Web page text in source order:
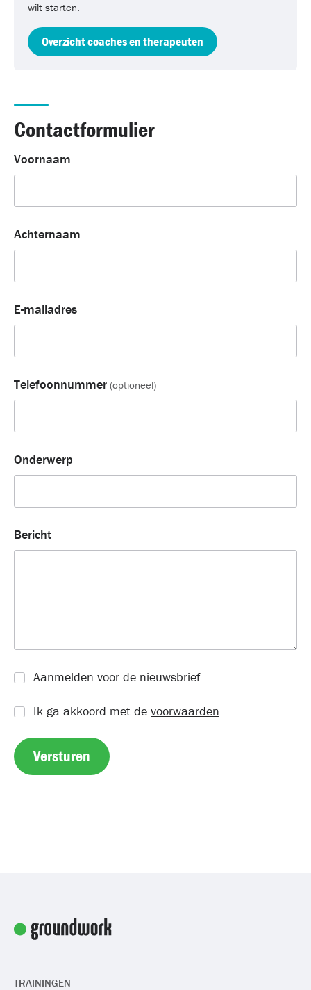
wilt starten.
Overzicht coaches en therapeuten
Contactformulier
Voornaam
Achternaam
E-mailadres
Telefoonnummer (optioneel)
Onderwerp
Bericht
Aanmelden voor de nieuwsbrief
Ik ga akkoord met de voorwaarden
Versturen
TRAININGEN